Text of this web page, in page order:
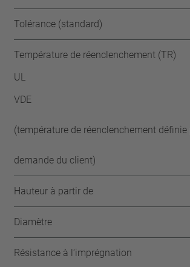
Tolérance (standard)
Température de réenclenchement (TR)
UL
VDE
(température de réenclenchement
demande du client)
Hauteur à partir de
Diamètre
Résistance à l‘imprégnation